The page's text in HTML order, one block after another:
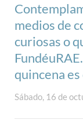
medios de
curiosas o
quincena
Sábado, 16 de